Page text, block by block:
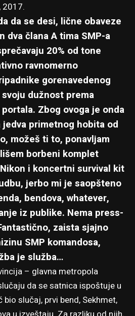
2017.
da se desi, lične obaveze
dva člana A tima SMP-a
20% od tone
ravnomerno
gorenavedenog
dužnost prema
Zbog ovoga je onda
primetnog hobita od
možeš ti to, ponavljam
borbeni komplet
i koncertni survival kit
jerbo mi je saopšteno
bendova, whatever,
iz publike. Nema press-
zaista sjajno
SMP komandosa,
je služba…
– glavna metropola
da se satnica ispoštuje u
slučaj, prvi bend, Sekhmet,